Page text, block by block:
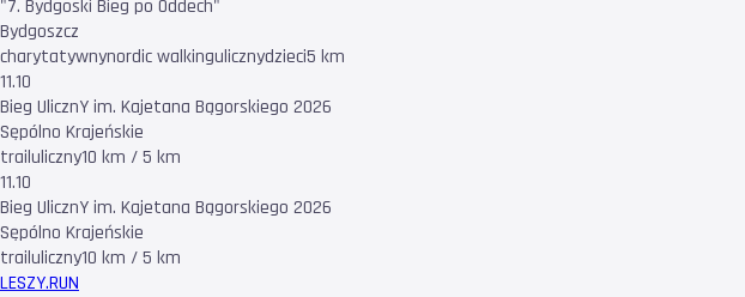
"7. Bydgoski Bieg po Oddech"
Bydgoszcz
charytatywnynordic walkingulicznydzieci5 km
11.10
Bieg UlicznY im. Kajetana Bągorskiego 2026
Sępólno Krajeńskie
trailuliczny10 km / 5 km
11.10
Bieg UlicznY im. Kajetana Bągorskiego 2026
Sępólno Krajeńskie
trailuliczny10 km / 5 km
LESZY.RUN